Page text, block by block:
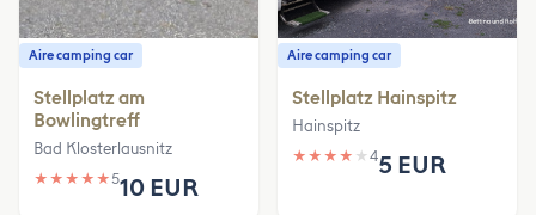
Aire camping car
Stellplatz am
Bowlingtreff
Bad Klosterlausnitz
★ ★ ★ ★ ★510 EUR
Aire camping car
Stellplatz Hainspitz
Hainspitz
★ ★ ★ ★ ★ 45 EUR